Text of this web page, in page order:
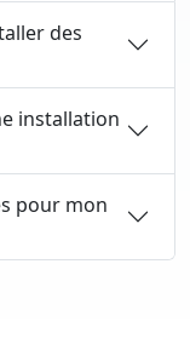
des
installation
pour mon